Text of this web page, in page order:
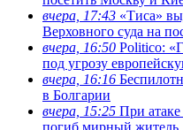
вчера, 17:43 «Тиса»
Верховного суда на
вчера, 16:50 Politico:
под угрозу
вчера, 16:16
в Болгарии
вчера, 15:25 При
погиб мирный житель